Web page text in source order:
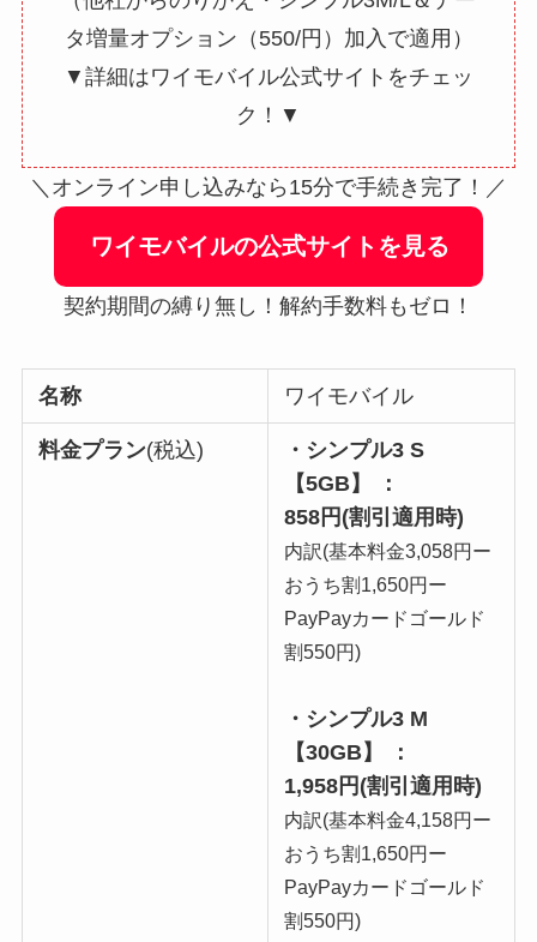
タ増量オプション（550/円）加入で適用）
▼詳細はワイモバイル公式サイトをチェッ
ク！▼
＼オンライン申し込みなら15分で手続き完了！／
ワイモバイルの公式サイトを見る
契約期間の縛り無し！解約手数料もゼロ！
名称 ワイモバイル
料金プラン(税込)
・シンプル3 S
【5GB】 ：
858円(割引適用時)
内訳(基本料金3,058円ー
おうち割1,650円ー
PayPayカードゴールド
割550円)
・シンプル3 M
【30GB】 ：
1,958円(割引適用時)
内訳(基本料金4,158円ー
おうち割1,650円ー
PayPayカードゴールド
割550円)